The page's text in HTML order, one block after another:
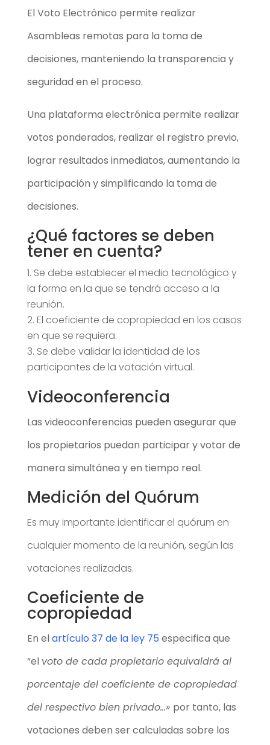
El Voto Electrónico permite realizar
Asambleas remotas para la toma de
decisiones, manteniendo la transparencia y
seguridad en el proceso.
Una plataforma electrónica permite realizar
votos ponderados, realizar el registro previo,
lograr resultados inmediatos, aumentando la
participación y simplificando la toma de
decisiones.
¿Qué factores se deben
tener en cuenta?
Se debe establecer el medio tecnológico y
la forma en la que se tendrá acceso a la
reunión.
El coeficiente de copropiedad en los casos
en que se requiera.
Se debe validar la identidad de los
participantes de la votación virtual.
Videoconferencia
Las videoconferencias pueden asegurar que
los propietarios puedan participar y votar de
manera simultánea y en tiempo real.
Medición del Quórum
Es muy importante identificar el quórum en
cualquier momento de la reunión, según las
votaciones realizadas.
Coeficiente de
copropiedad
En elartículo 37 de la ley 75 especifica que
“el voto de cada propietario equivaldrá al
porcentaje del coeficiente de copropiedad
del respectivo bien privado…» por tanto, las
votaciones deben ser calculadas sobre los